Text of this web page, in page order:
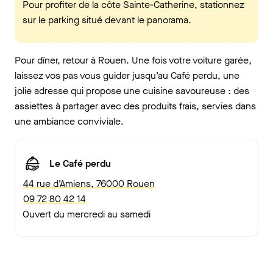
Pour profiter de la côte Sainte-Catherine, stationnez
sur le parking situé devant le panorama.
Pour dîner, retour à Rouen. Une fois votre voiture garée,
laissez vos pas vous guider jusqu’au Café perdu, une
jolie adresse qui propose une cuisine savoureuse : des
assiettes à partager avec des produits frais, servies dans
une ambiance conviviale.
Le Café perdu
44 rue d’Amiens, 76000 Rouen
09 72 80 42 14
Ouvert du mercredi au samedi